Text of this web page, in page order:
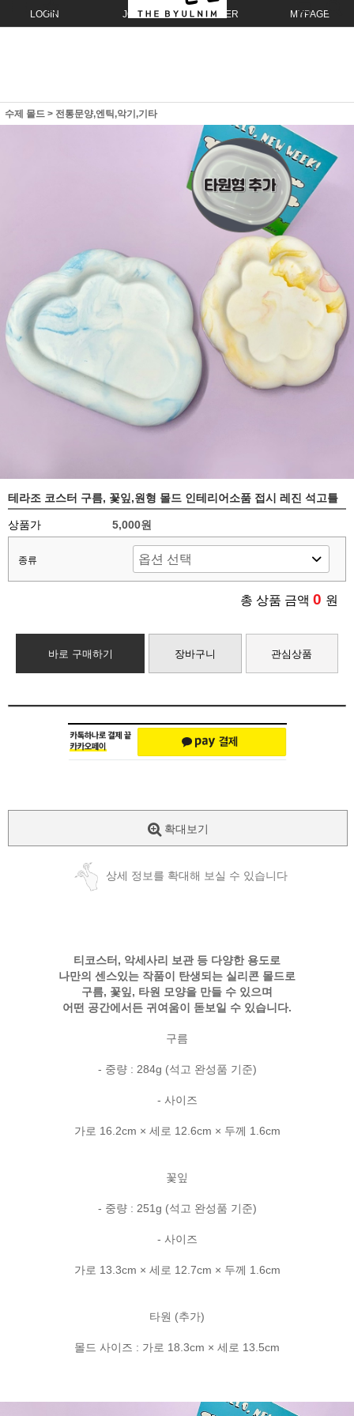
LOGIN JOIN ORDER MYPAGE
수제 몰드 > 전통문양,엔틱,악기,기타
테라조 코스터 구름, 꽃잎,원형 몰드 인테리어소품 접시 레진 석고틀
상품가 5,000원
종류
총 상품 금액 0 원
바로 구매하기 장바구니 관심상품
확대보기
상세 정보를 확대해 보실 수 있습니다
티코스터, 악세사리 보관 등 다양한 용도로
나만의 센스있는 작품이 탄생되는 실리콘 몰드로
구름, 꽃잎, 타원 모양을 만들 수 있으며
어떤 공간에서든 귀여움이 돋보일 수 있습니다.
구름
- 중량 : 284g (석고 완성품 기준)
- 사이즈
가로 16.2cm × 세로 12.6cm × 두께 1.6cm
꽃잎
- 중량 : 251g (석고 완성품 기준)
- 사이즈
가로 13.3cm × 세로 12.7cm × 두께 1.6cm
타원 (추가)
몰드 사이즈 : 가로 18.3cm × 세로 13.5cm